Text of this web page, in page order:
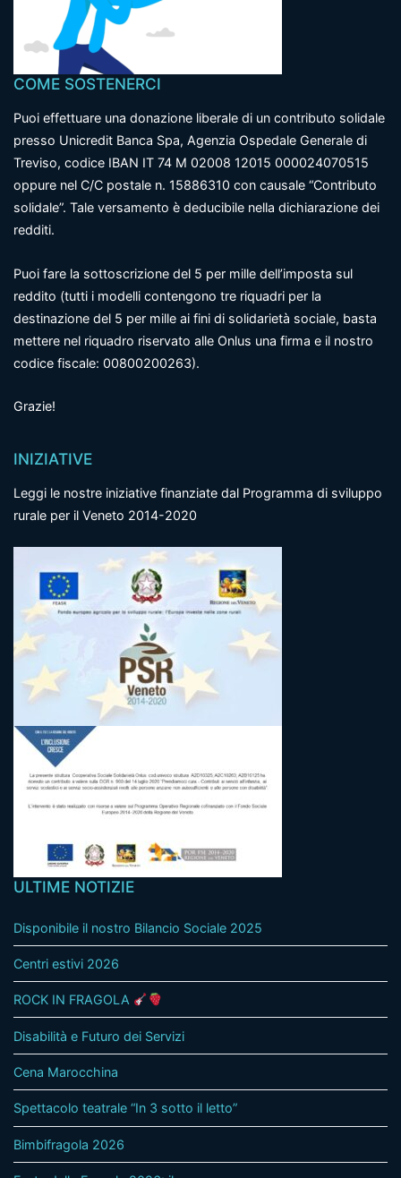
COME SOSTENERCI
Puoi effettuare una donazione liberale di un contributo solidale
presso Unicredit Banca Spa, Agenzia Ospedale Generale di
Treviso, codice IBAN IT 74 M 02008 12015 000024070515
oppure nel C/C postale n. 15886310 con causale “Contributo
solidale”. Tale versamento è deducibile nella dichiarazione dei
redditi.
Puoi fare la sottoscrizione del 5 per mille dell’imposta sul
reddito (tutti i modelli contengono tre riquadri per la
destinazione del 5 per mille ai fini di solidarietà sociale, basta
mettere nel riquadro riservato alle Onlus una firma e il nostro
codice fiscale: 00800200263).
Grazie!
INIZIATIVE
Leggi le nostre iniziative finanziate dal Programma di sviluppo
rurale per il Veneto 2014-2020
ULTIME NOTIZIE
Disponibile il nostro Bilancio Sociale 2025
Centri estivi 2026
ROCK IN FRAGOLA
Disabilità e Futuro dei Servizi
Cena Marocchina
Spettacolo teatrale “In 3 sotto il letto”
Bimbifragola 2026